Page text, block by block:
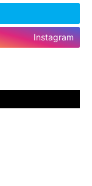
Instagram